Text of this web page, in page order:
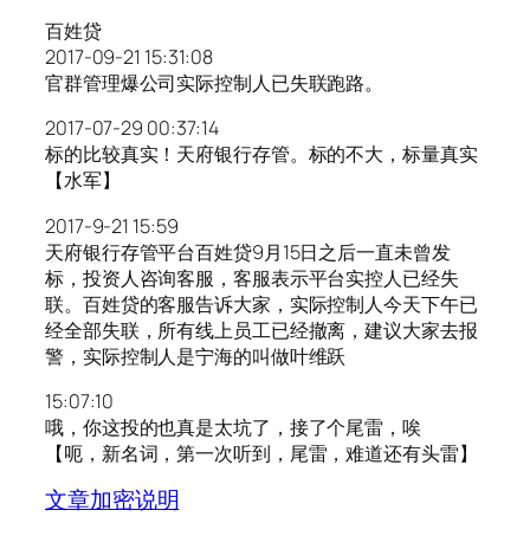
百姓贷
2017-09-21 15:31:08
官群管理爆公司实际控制人已失联跑路。
2017-07-29 00:37:14
标的比较真实！天府银行存管。标的不大，标量真实
【水军】
2017-9-21 15:59
天府银行存管平台百姓贷9月15日之后一直未曾发
标，投资人咨询客服，客服表示平台实控人已经失
联。百姓贷的客服告诉大家，实际控制人今天下午已
经全部失联，所有线上员工已经撤离，建议大家去报
警，实际控制人是宁海的叫做叶维跃
15:07:10
哦，你这投的也真是太坑了，接了个尾雷，唉
【呃，新名词，第一次听到，尾雷，难道还有头雷】
文章加密说明